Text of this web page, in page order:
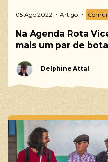
05 Ago 2022 Artigo
Na Agenda Rota
mais um par de
Delphine Attali